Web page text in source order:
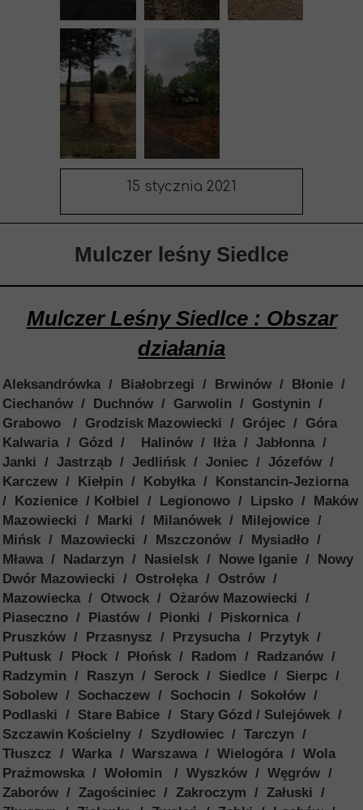
15 stycznia 2021
Mulczer leśny Siedlce
Mulczer Leśny Siedlce : Obszar
działania
Aleksandrówka / Białobrzegi / Brwinów / Błonie /
Ciechanów / Duchnów / Garwolin / Gostynin /
Grabowo / Grodzisk Mazowiecki / Grójec / Góra
Kalwaria / Gózd / Halinów / Iłża / Jabłonna /
Janki / Jastrząb / Jedlińsk / Joniec / Józefów /
Karczew / Kiełpin / Kobyłka / Konstancin-Jeziorna
/ Kozienice / Kołbiel / Legionowo / Lipsko / Maków
Mazowiecki / Marki / Milanówek / Milejowice /
Mińsk / Mazowiecki / Mszczonów / Mysiadło /
Mława / Nadarzyn / Nasielsk / Nowe Iganie / Nowy
Dwór Mazowiecki / Ostrołęka / Ostrów /
Mazowiecka / Otwock / Ożarów Mazowiecki /
Piaseczno / Piastów / Pionki / Piskornica /
Pruszków / Przasnysz / Przysucha / Przytyk /
Pułtusk / Płock / Płońsk / Radom / Radzanów /
Radzymin / Raszyn / Serock / Siedlce / Sierpc /
Sobolew / Sochaczew / Sochocin / Sokołów /
Podlaski / Stare Babice / Stary Gózd / Sulejówek /
Szczawin Kościelny / Szydłowiec / Tarczyn /
Tłuszcz / Warka / Warszawa / Wielogóra / Wola
Prażmowska / Wołomin / Wyszków / Węgrów /
Zaborów / Zagościniec / Zakroczym / Załuski /